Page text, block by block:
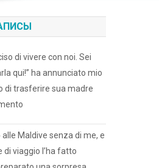
di vivere con noi. Sei
qui!” ha annunciato mio
di trasferire sua madre
Maldive senza di me, e
di viaggio l’ha fatto